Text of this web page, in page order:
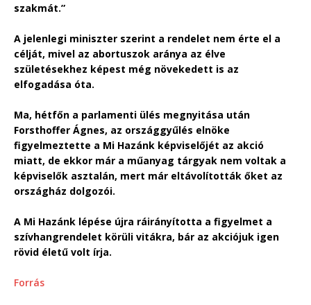
szakmát.”
A jelenlegi miniszter szerint a rendelet nem érte el a
célját, mivel az abortuszok aránya az élve
születésekhez képest még növekedett is az
elfogadása óta.
Ma, hétfőn a parlamenti ülés megnyitása után
Forsthoffer Ágnes, az országgyűlés elnöke
figyelmeztette a Mi Hazánk képviselőjét az akció
miatt, de ekkor már a műanyag tárgyak nem voltak a
képviselők asztalán, mert már eltávolították őket az
országház dolgozói.
A Mi Hazánk lépése újra ráirányította a figyelmet a
szívhangrendelet körüli vitákra, bár az akciójuk igen
rövid életű volt írja.
Forrás